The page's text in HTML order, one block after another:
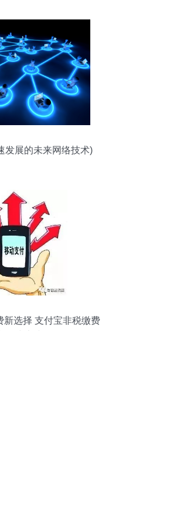
发展的未来网络技术)
新选择 支付宝非税缴费